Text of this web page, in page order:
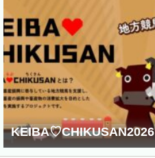
KEIBA♡CHIKUSAN2026